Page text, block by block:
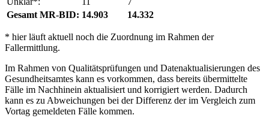
Gesamt MR-BID: 14.903 14.332
* hier läuft aktuell noch die Zuordnung im Rahmen der
Fallermittlung.
Im Rahmen von Qualitätsprüfungen und Datenaktualisierungen des
Gesundheitsamtes kann es vorkommen, dass bereits übermittelte
Fälle im Nachhinein aktualisiert und korrigiert werden. Dadurch
kann es zu Abweichungen bei der Differenz der im Vergleich zum
Vortag gemeldeten Fälle kommen.